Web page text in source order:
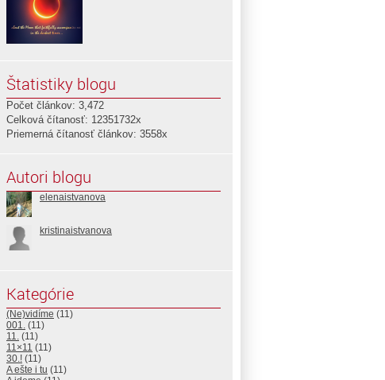
Štatistiky blogu
Počet článkov: 3,472
Celková čítanosť: 12351732x
Priemerná čítanosť článkov: 3558x
Autori blogu
elenaistvanova
kristinaistvanova
Kategórie
(Ne)vidíme (11)
001. (11)
11. (11)
11×11 (11)
30.! (11)
A ešte i tu (11)